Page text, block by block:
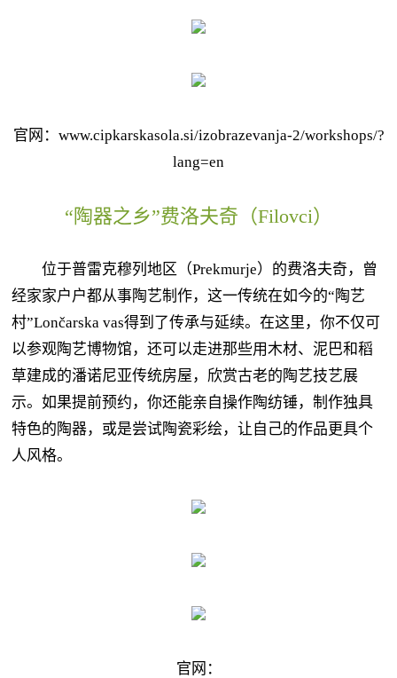
官网：www.cipkarskasola.si/izobrazevanja-2/workshops/?
lang=en
“陶器之乡”费洛夫奇（Filovci）
位于普雷克穆列地区（Prekmurje）的费洛夫奇，曾
经家家户户都从事陶艺制作，这一传统在如今的“陶艺
村”Lončarska vas得到了传承与延续。在这里，你不仅可
以参观陶艺博物馆，还可以走进那些用木材、泥巴和稻
草建成的潘诺尼亚传统房屋，欣赏古老的陶艺技艺展
示。如果提前预约，你还能亲自操作陶纺锤，制作独具
特色的陶器，或是尝试陶瓷彩绘，让自己的作品更具个
人风格。
官网：